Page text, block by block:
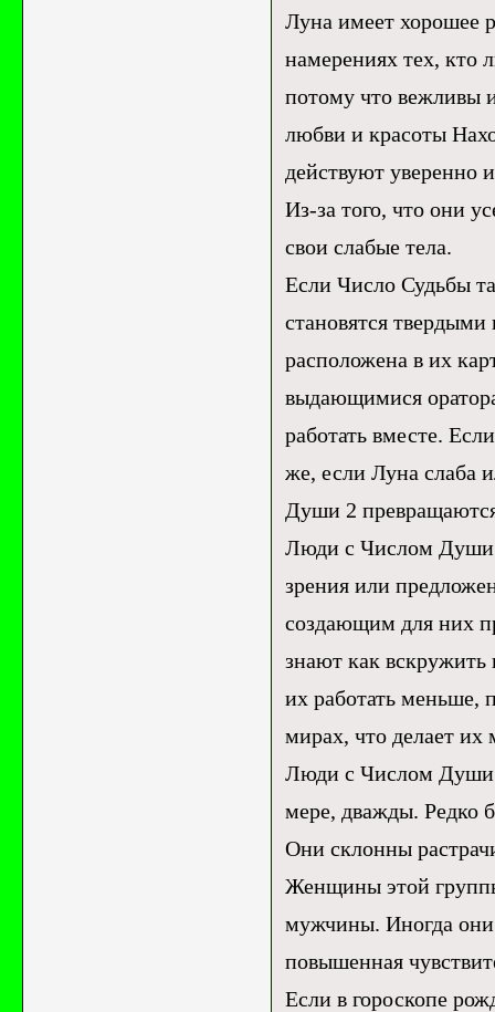
Луна имеет хорошее
намерениях тех, кто
потому что вежливы
любви и красоты
действуют уверенно
Из-за того, что они
свои слабые тела.
Если Число Судьбы
становятся
расположена в их
выдающимися
работать вместе.
же, если Луна слаба
Души 2
Люди с Числом Души
зрения или
создающим для них
знают как вскружить
их работать меньше,
мирах, что делает
Люди с Числом Души
мере, дважды. Редко
Они склонны
Женщины этой
мужчины. Иногда
повышенная
Если в гороскопе